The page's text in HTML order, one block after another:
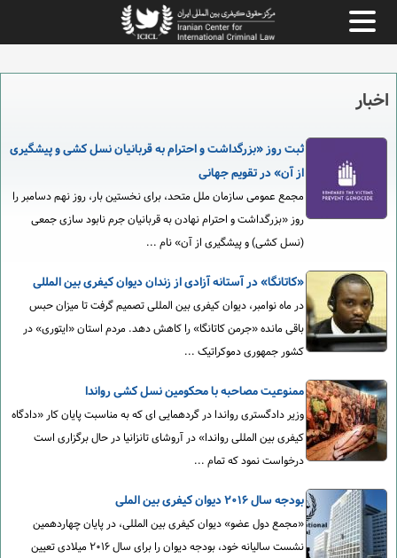
اخبار
ثبت روز «بزرگداشت و احترام به قربانیان نسل کشی و پیشگیری
از آن» در تقویم جهانی
مجمع عمومی سازمان ملل متحد، برای نخستین بار، روز نهم دسامبر را
روز «بزرگداشت و احترام نهادن به قربانیان جرم نابود سازی جمعی
(نسل کشی) و پیشگیری از آن» نام ...
«کاتانگا» در آستانه آزادی از زندان دیوان کیفری بین المللی
در ماه نوامبر، دیوان کیفری بین المللی تصمیم گرفت تا میزان حبس
باقی مانده «جرمن کاتانگا» را کاهش دهد. مردم استان «ایتوری» در
کشور جمهوری دموکراتیک ...
ممنوعیت مصاحبه با محکومین نسل کشی رواندا
وزیر دادگستری رواندا در گردهمایی ای که به مناسبت پایان کار «دادگاه
کیفری بین المللی رواندا» در آروشای تانزانیا در حال برگزاری است
درخواست نمود که تمام ...
بودجه سال ۲۰۱۶ دیوان کیفری بین الملی
«مجمع دول عضو» دیوان کیفری بین المللی، در پایان چهاردهمین
نشست سالیانه خود، بودجه دیوان را برای سال ۲۰۱۶ میلادی تعیین